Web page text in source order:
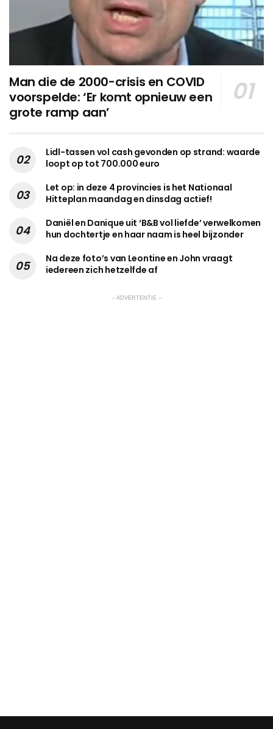
Man die de 2000-crisis en COVID
voorspelde: ‘Er komt opnieuw een
grote ramp aan’
Lidl-tassen vol cash gevonden op strand: waarde
loopt op tot 700.000 euro
Let op: in deze 4 provincies is het Nationaal
Hitteplan maandag en dinsdag actief!
Daniël en Danique uit ‘B&B vol liefde’ verwelkomen
hun dochtertje en haar naam is heel bijzonder
Na deze foto’s van Leontine en John vraagt
iedereen zich hetzelfde af
-- ADVERTENTIE --